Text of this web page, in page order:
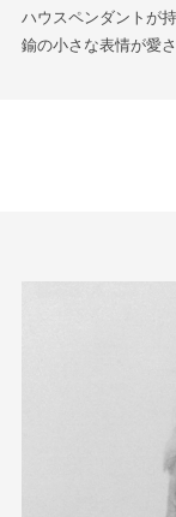
ハウスペンダントが
鍮の小さな表情が愛